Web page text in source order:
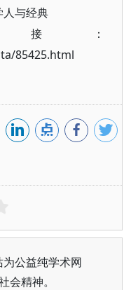
人与经典
：
85425.html
公益纯学术网
会精神。